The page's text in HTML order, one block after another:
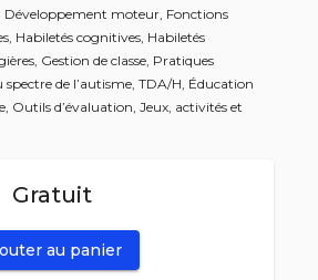
Développement moteur, Fonctions
Habiletés cognitives, Habiletés
Gestion de classe, Pratiques
de l’autisme, TDA/H, Éducation
Outils d’évaluation, Jeux, activités et
Gratuit
au panier